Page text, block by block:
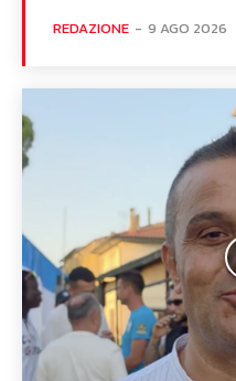
REDAZIONE - 9 AGO 2026